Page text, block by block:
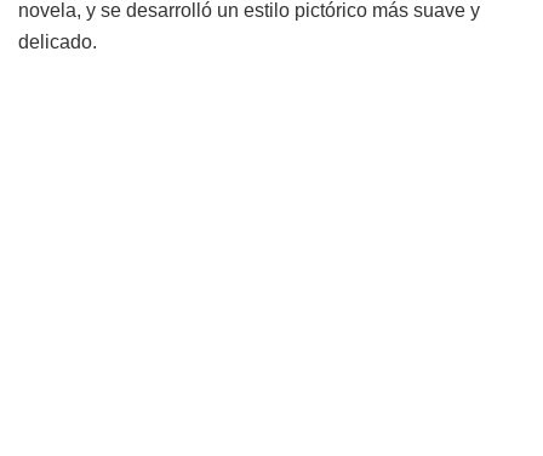
novela, y se desarrolló un estilo pictórico más suave y
delicado.